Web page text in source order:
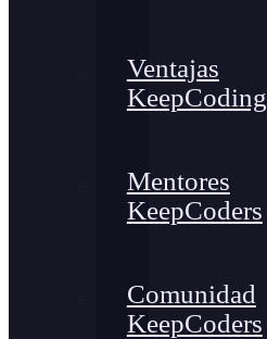
Ventajas
KeepCoding
Mentores
KeepCoders
Comunidad
KeepCoders